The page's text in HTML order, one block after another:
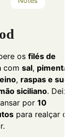
os filés de
com sal, pimenta-
, raspas e suco
siciliano. Deixe
por 10
para realçar o